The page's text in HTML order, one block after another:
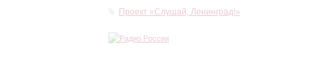
Проект «Слушай, Ленинград!»